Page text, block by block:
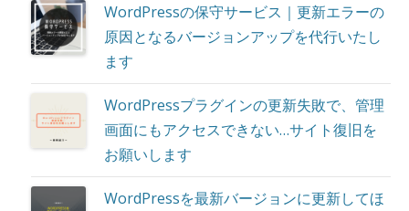
WordPressの保守サービス｜更新エラーの
原因となるバージョンアップを代行いたし
ます
WordPressプラグインの更新失敗で、管理
画面にもアクセスできない…サイト復旧を
お願いします
WordPressを最新バージョンに更新してほ